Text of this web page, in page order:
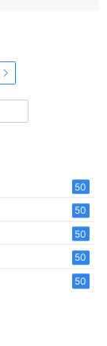
50
50
50
50
50